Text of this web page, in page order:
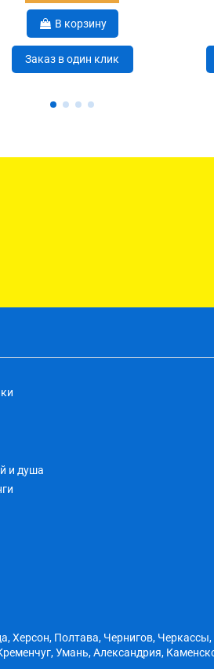
В корзину
Заказ в один клик
и душа
Херсон, Полтава, Чернигов,
Умань, Александрия,